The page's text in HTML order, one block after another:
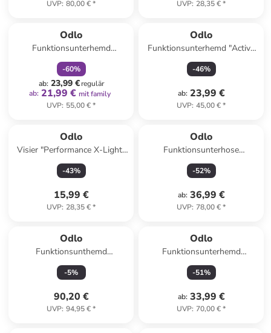
UVP: 80,00 €* UVP: 28,35 €*
Odlo
Funktionsunterhemd
"Performance X-Light" in
Weiß
-60%
ab: 23,99 €regulär
ab: 21,99 € mit family
UVP: 55,00 €*
Odlo
Funktionsunterhemd "Active
F-Dry Light" in Schwarz
-46%
ab: 23,99 €
UVP: 45,00 €*
Odlo
Visier "Performance X-Light"
in Weiß
-43%
15,99 €
UVP: 28,35 €*
Odlo
Funktionsunterhose
"Revelstoke" in Lila
-52%
ab: 36,99 €
UVP: 78,00 €*
Odlo
Funktionsunthemd
"Performance Warm
Blackcomb" in Dunkelblau
-5%
90,20 €
UVP: 94,95 €*
Odlo
Funktionsunterhemd
"Performance Warm Eco" in
Schwarz
-51%
ab: 33,99 €
UVP: 70,00 €*